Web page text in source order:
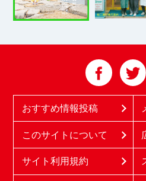
おすすめ情報投稿
このサイトについて
サイト利用規約